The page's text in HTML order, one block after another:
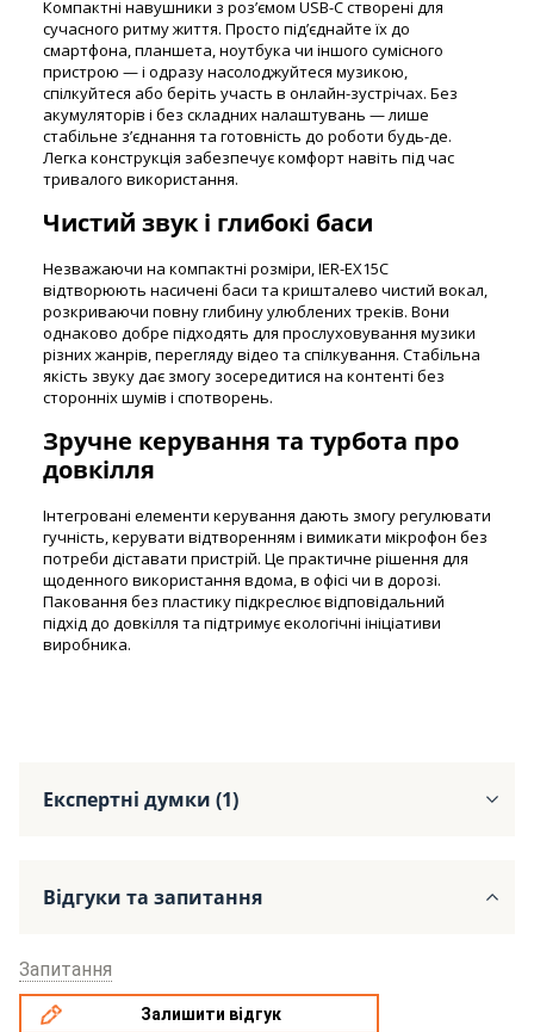
Компактні навушники з роз’ємом USB-C створені для
сучасного ритму життя. Просто під’єднайте їх до
смартфона, планшета, ноутбука чи іншого сумісного
пристрою — і одразу насолоджуйтеся музикою,
спілкуйтеся або беріть участь в онлайн-зустрічах. Без
акумуляторів і без складних налаштувань — лише
стабільне з’єднання та готовність до роботи будь-де.
Легка конструкція забезпечує комфорт навіть під час
тривалого використання.
Чистий звук і глибокі баси
Незважаючи на компактні розміри, IER-EX15C
відтворюють насичені баси та кришталево чистий вокал,
розкриваючи повну глибину улюблених треків. Вони
однаково добре підходять для прослуховування музики
різних жанрів, перегляду відео та спілкування. Стабільна
якість звуку дає змогу зосередитися на контенті без
сторонніх шумів і спотворень.
Зручне керування та турбота про
довкілля
Інтегровані елементи керування дають змогу регулювати
гучність, керувати відтворенням і вимикати мікрофон без
потреби діставати пристрій. Це практичне рішення для
щоденного використання вдома, в офісі чи в дорозі.
Паковання без пластику підкреслює відповідальний
підхід до довкілля та підтримує екологічні ініціативи
виробника.
Експертні думки (1)
Відгуки та запитання
Запитання
Залишити відгук